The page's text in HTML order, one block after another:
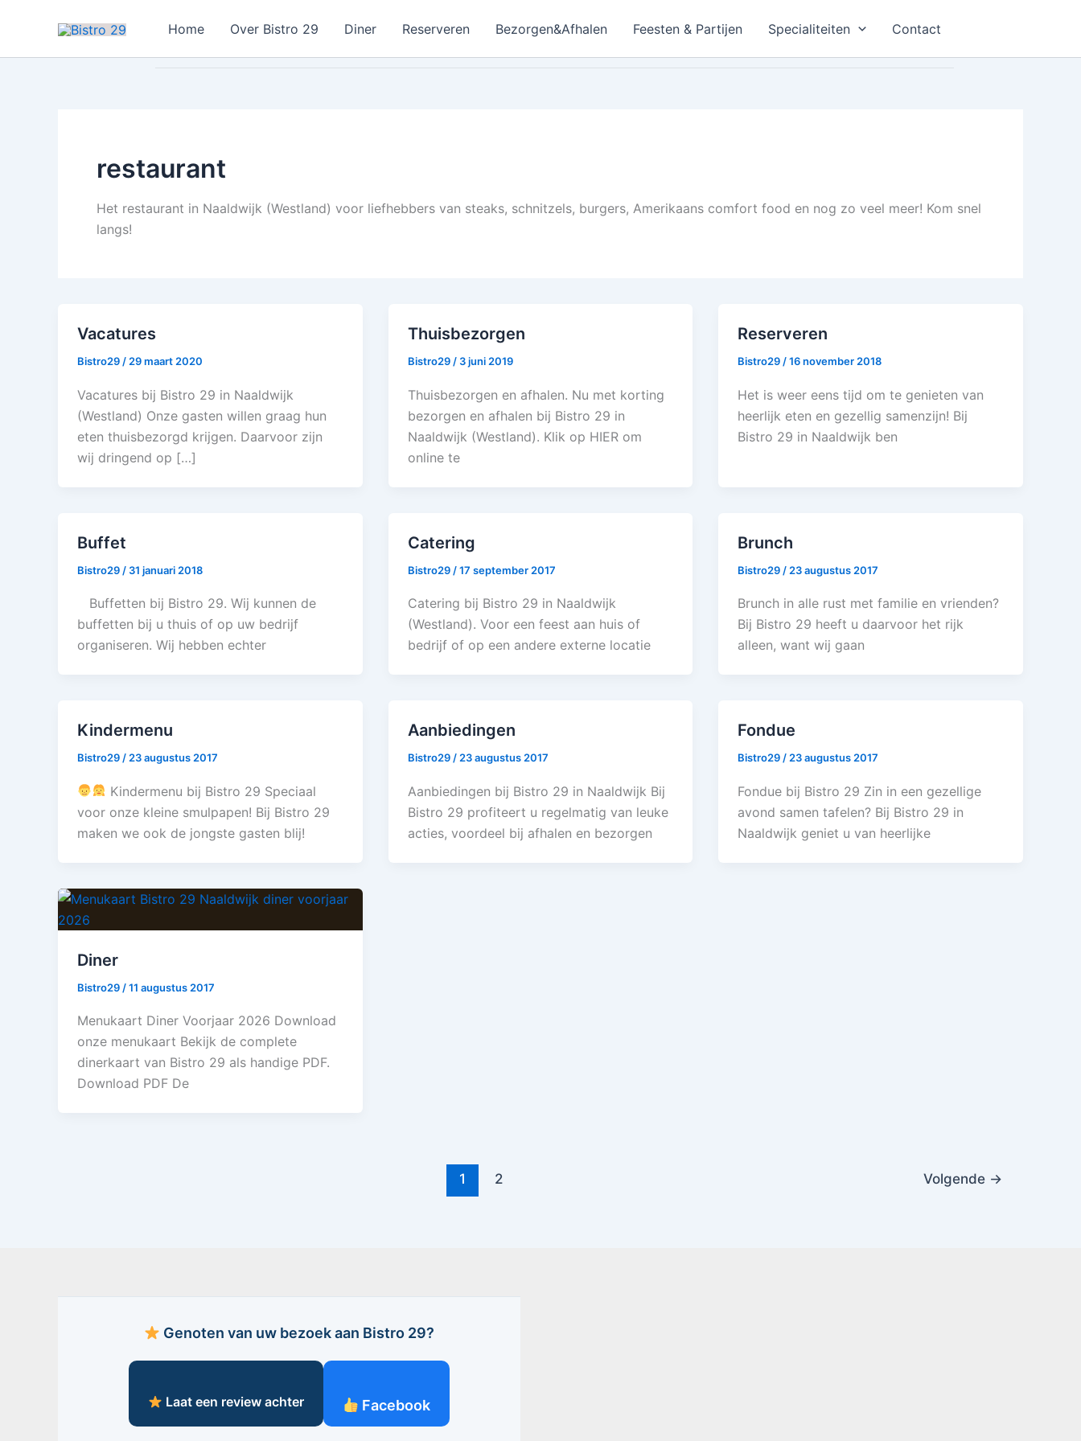
Home Over Bistro 29 Diner Reserveren Bezorgen&Afhalen Feesten & Partijen Specialiteiten Contact
restaurant
Het restaurant in Naaldwijk (Westland) voor liefhebbers van steaks, schnitzels, burgers, Amerikaans comfort food en nog zo veel meer! Kom snel
langs!
Vacatures
Bistro29 / 29 maart 2020
Vacatures bij Bistro 29 in Naaldwijk
(Westland) Onze gasten willen graag hun
eten thuisbezorgd krijgen. Daarvoor zijn
wij dringend op […]
Thuisbezorgen
Bistro29 / 3 juni 2019
Thuisbezorgen en afhalen. Nu met korting
bezorgen en afhalen bij Bistro 29 in
Naaldwijk (Westland). Klik op HIER om
online te
Reserveren
Bistro29 /16 november 2018
Het is weer eens tijd om te genieten van
heerlijk eten en gezellig samenzijn! Bij
Bistro 29 in Naaldwijk ben
Buffet
Bistro29 / 31 januari 2018
Buffetten bij Bistro 29. Wij kunnen de
buffetten bij u thuis of op uw bedrijf
organiseren. Wij hebben echter
Catering
Bistro29 /17 september 2017
Catering bij Bistro 29 in Naaldwijk
(Westland). Voor een feest aan huis of
bedrijf of op een andere externe locatie
Brunch
Bistro29 / 23 augustus 2017
Brunch in alle rust met familie en vrienden?
Bij Bistro 29 heeft u daarvoor het rijk
alleen, want wij gaan
Kindermenu
Bistro29 / 23 augustus 2017
Kindermenu bij Bistro 29 Speciaal
voor onze kleine smulpapen! Bij Bistro 29
maken we ook de jongste gasten blij!
Aanbiedingen
Bistro29 / 23 augustus 2017
Aanbiedingen bij Bistro 29 in Naaldwijk Bij
Bistro 29 profiteert u regelmatig van leuke
acties, voordeel bij afhalen en bezorgen
Fondue
Bistro29 / 23 augustus 2017
Fondue bij Bistro 29 Zin in een gezellige
avond samen tafelen? Bij Bistro 29 in
Naaldwijk geniet u van heerlijke
Diner
Bistro29 /11 augustus 2017
Menukaart Diner Voorjaar 2026 Download
onze menukaart Bekijk de complete
dinerkaart van Bistro 29 als handige PDF.
Download PDF De
1 2 Volgende →
Genoten van uw bezoek aan Bistro 29?
Laat een review achter Facebook